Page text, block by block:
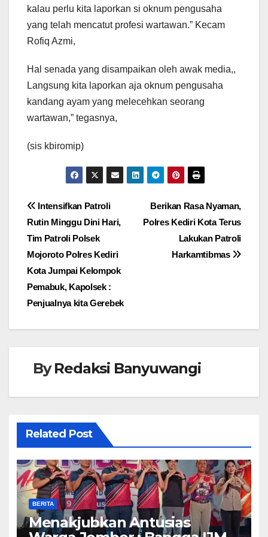
kalau perlu kita laporkan si oknum pengusaha
yang telah mencatut profesi wartawan.” Kecam
Rofiq Azmi,
Hal senada yang disampaikan oleh awak media,,
Langsung kita laporkan aja oknum pengusaha
kandang ayam yang melecehkan seorang
wartawan,” tegasnya,
(sis kbiromip)
Navigasi
pos
Berikan Rasa Nyaman,
Polres Kediri Kota Terus
Lakukan Patroli
Harkamtibmas
Intensifkan Patroli
Rutin Minggu Dini Hari,
Tim Patroli Polsek
Mojoroto Polres Kediri
Kota Jumpai Kelompok
Pemabuk, Kapolsek :
Penjualnya kita Gerebek
ByRedaksi Banyuwangi
Related Post
BERITA
Menakjubkan Antusias